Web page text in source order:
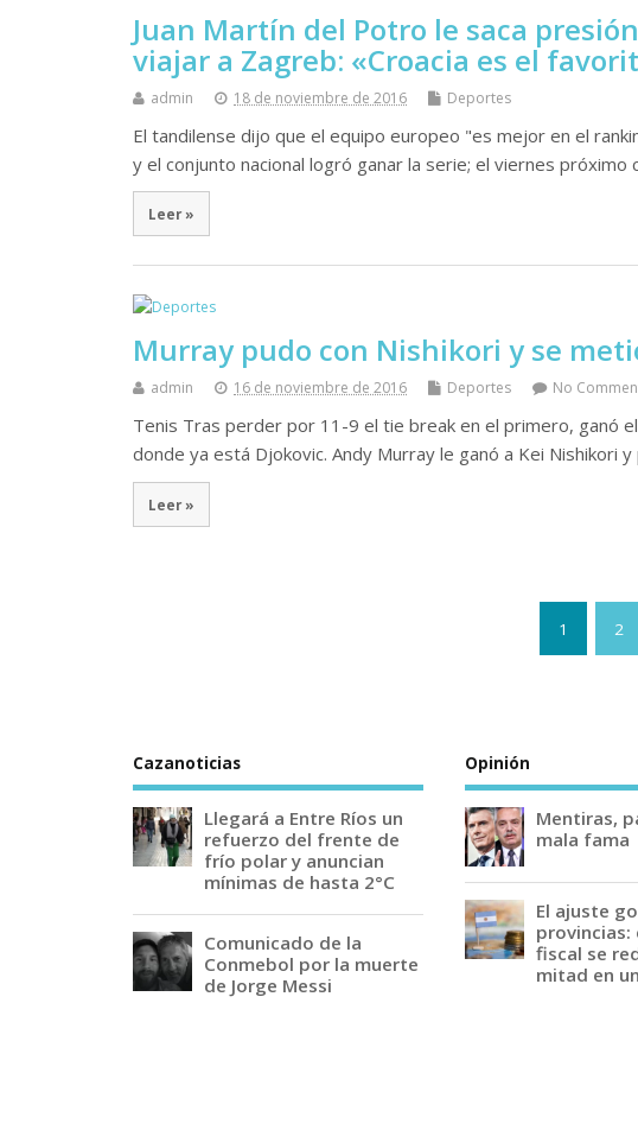
Juan Martín del Potro le saca
viajar a Zagreb: «Croacia es el
admin 18 de noviembre de 2016 Deportes
El tandilense dijo que el equipo europeo "es mejor en el
y el conjunto nacional logró ganar la serie; el viernes
Leer »
Murray pudo con Nishikori y se
admin 16 de noviembre de 2016 Deportes No
Tenis Tras perder por 11-9 el tie break en el primero, ganó
donde ya está Djokovic. Andy Murray le ganó a Kei Nishikori
Leer »
1 2
Cazanoticias
Llegará a Entre Ríos un
refuerzo del frente de
frío polar y anuncian
mínimas de hasta 2°C
Comunicado de la
Conmebol por la muerte
de Jorge Messi
Opinión
Mentiras,
mala fama
El ajuste
provincias:
fiscal se
mitad en